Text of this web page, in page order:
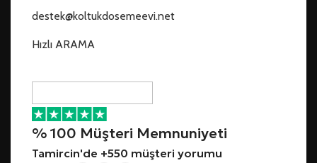
destek@koltukdosemeevi.net
Hızlı ARAMA
% 100 Müşteri Memnuniyeti
Tamircin'de +550 müşteri yorumu